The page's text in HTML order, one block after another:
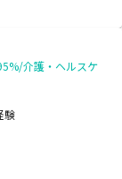
介護・ヘルスケ
験